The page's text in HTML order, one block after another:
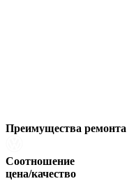
Преимущества ремонта
Соотношение
цена/качество